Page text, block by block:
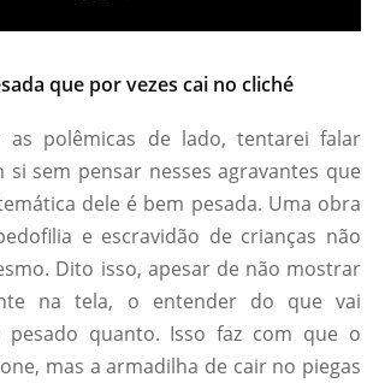
que por vezes cai no cliché
as polêmicas de lado, tentarei falar
sem pensar nesses agravantes que
dele é bem pesada. Uma obra
e escravidão de crianças não
Dito isso, apesar de não mostrar
na tela, o entender do que vai
quanto. Isso faz com que o
mas a armadilha de cair no piegas